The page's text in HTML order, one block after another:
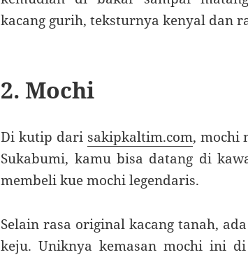
kacang gurih, teksturnya kenyal dan
2. Mochi
Di kutip dari sakipkaltim.com, mochi
Sukabumi, kamu bisa datang di
membeli kue mochi legendaris.
Selain rasa original kacang tanah,
keju. Uniknya kemasan mochi ini